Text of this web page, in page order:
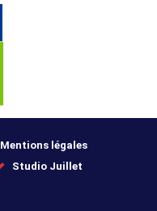
Mentions légales
Studio Juillet